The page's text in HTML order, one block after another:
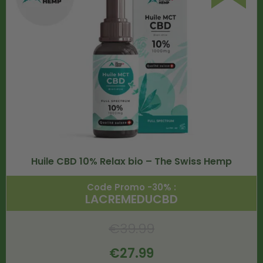
Huile CBD 10% Relax bio – The Swiss Hemp
Code Promo -30% :
LACREMEDUCBD
€27.99